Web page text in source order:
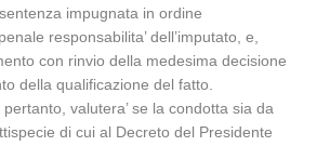
impugnata in ordine
responsabilita’ dell’imputato, e,
con rinvio della medesima decisione
della qualificazione del fatto.
valutera’ se la condotta sia da
di cui al Decreto del Presidente